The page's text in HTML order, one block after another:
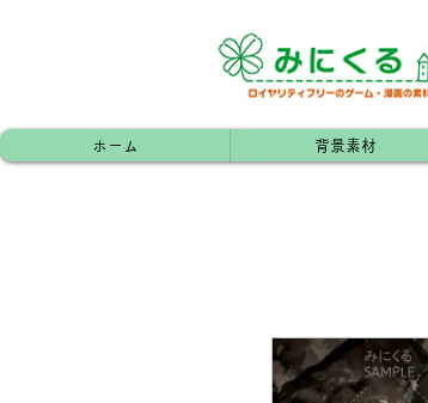
ホーム 背景素材